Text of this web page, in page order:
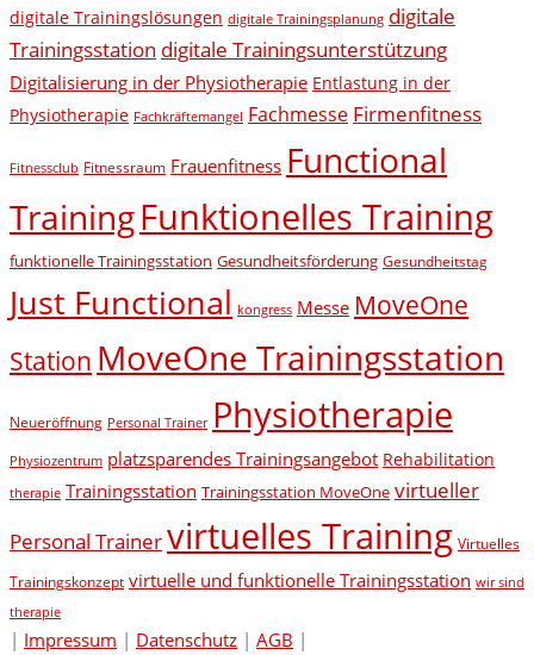
digitale Trainingslösungen digitale Trainingsplanung digitale
Trainingsstation digitale Trainingsunterstützung
Digitalisierung in der Physiotherapie Entlastung in der
Physiotherapie Fachkräftemangel Fachmesse Firmenfitness
Fitnessclub Fitnessraum Frauenfitness Functional
TrainingFunktionelles Training
funktionelle Trainingsstation Gesundheitsförderung Gesundheitstag
Just Functional kongress Messe MoveOne
Station MoveOne Trainingsstation
Neueröffnung Personal Trainer Physiotherapie
Physiozentrum platzsparendes Trainingsangebot Rehabilitation
therapie Trainingsstation Trainingsstation MoveOne virtueller
Personal Trainervirtuelles Training Virtuelles
Trainingskonzept virtuelle und funktionelle Trainingsstation wir sind
therapie
| Impressum | Datenschutz | AGB |